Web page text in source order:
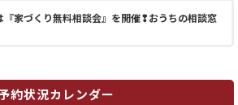
家づくり無料相談会』を開催❢おうちの相談窓
約状況カレンダー